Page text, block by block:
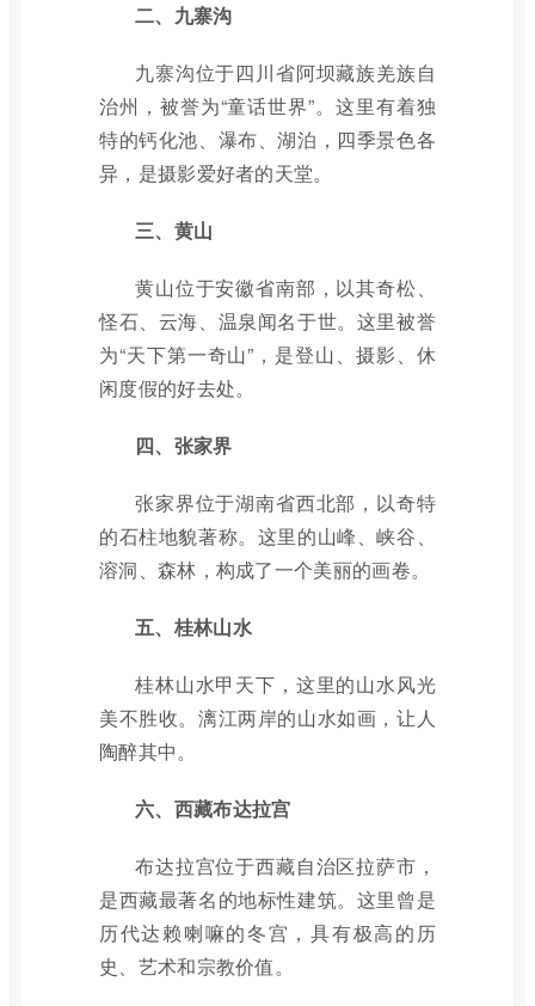
二、九寨沟
九寨沟位于四川省阿坝藏族羌族自
治州，被誉为“童话世界”。这里有着独
特的钙化池、瀑布、湖泊，四季景色各
异，是摄影爱好者的天堂。
三、黄山
黄山位于安徽省南部，以其奇松、
怪石、云海、温泉闻名于世。这里被誉
为“天下第一奇山”，是登山、摄影、休
闲度假的好去处。
四、张家界
张家界位于湖南省西北部，以奇特
的石柱地貌著称。这里的山峰、峡谷、
溶洞、森林，构成了一个美丽的画卷。
五、桂林山水
桂林山水甲天下，这里的山水风光
美不胜收。漓江两岸的山水如画，让人
陶醉其中。
六、西藏布达拉宫
布达拉宫位于西藏自治区拉萨市，
是西藏最著名的地标性建筑。这里曾是
历代达赖喇嘛的冬宫，具有极高的历
史、艺术和宗教价值。